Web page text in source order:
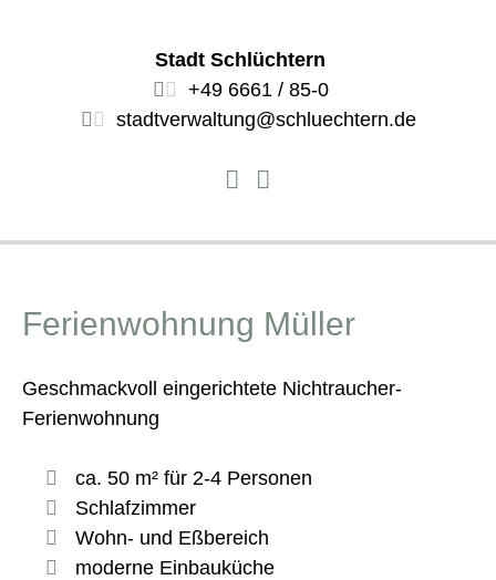
Stadt Schlüchtern
+49 6661 / 85-0
stadtverwaltung@schluechtern.de
Ferienwohnung Müller
Geschmackvoll eingerichtete Nichtraucher-
Ferienwohnung
ca. 50 m² für 2-4 Personen
Schlafzimmer
Wohn- und Eßbereich
moderne Einbauküche